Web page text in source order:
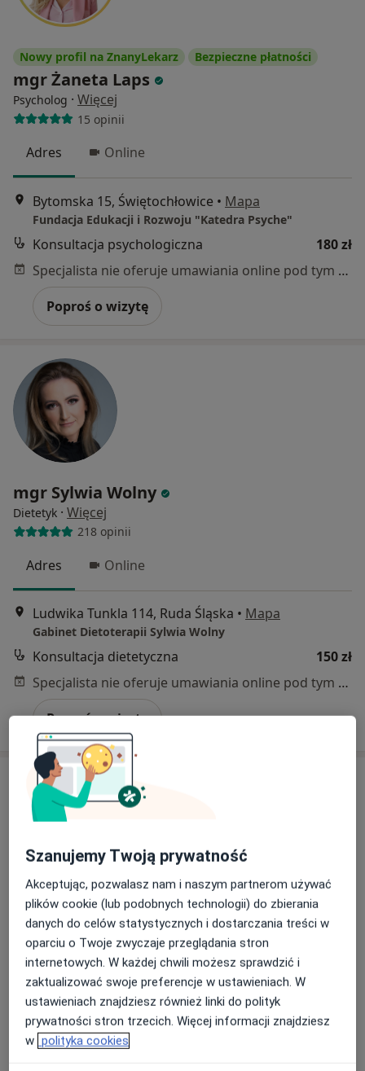
Nowy profil na ZnanyLekarz Bezpieczne płatności
mgr Żaneta Laps
Psycholog · Więcej
15 opinii
Adres Online
Bytomska 15, Świętochłowice • Mapa
Fundacja Edukacji i Rozwoju "Katedra Psyche"
Konsultacja psychologiczna
180 zł
Specjalista nie oferuje umawiania online pod tym adresem.
Poproś o wizytę
mgr Sylwia Wolny
Dietetyk · Więcej
218 opinii
Adres Online
Ludwika Tunkla 114, Ruda Śląska • Mapa
Gabinet Dietoterapii Sylwia Wolny
Konsultacja dietetyczna
150 zł
Specjalista nie oferuje umawiania online pod tym adresem.
Poproś o wizytę
dr n. med. i n. o zdr. Karolina Kociszewska
Hematolog·Więcej
141 opinii
Adres Online
Szanujemy Twoją prywatność
Akceptując, pozwalasz nam i naszym partnerom używać
plików cookie (lub podobnych technologii) do zbierania
danych do celów statystycznych i dostarczania treści w
oparciu o Twoje zwyczaje przeglądania stron
internetowych. W każdej chwili możesz sprawdzić i
zaktualizować swoje preferencje w ustawieniach. W
ustawieniach znajdziesz również linki do polityk
prywatności stron trzecich. Więcej informacji znajdziesz
w polityka cookies